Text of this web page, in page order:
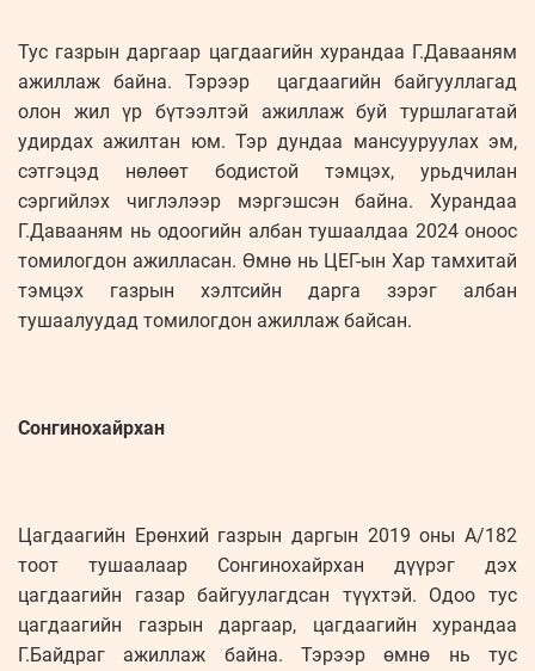
Тус газрын даргаар цагдаагийн хурандаа Г.Давааням
ажиллаж байна. Тэрээр цагдаагийн байгууллагад
олон жил үр бүтээлтэй ажиллаж буй туршлагатай
удирдах ажилтан юм. Тэр дундаа мансууруулах эм,
сэтгэцэд нөлөөт бодистой тэмцэх, урьдчилан
сэргийлэх чиглэлээр мэргэшсэн байна. Хурандаа
Г.Давааням нь одоогийн албан тушаалдаа 2024 оноос
томилогдон ажилласан. Өмнө нь ЦЕГ-ын Хар тамхитай
тэмцэх газрын хэлтсийн дарга зэрэг албан
тушаалуудад томилогдон ажиллаж байсан.
Сонгинохайрхан
Цагдаагийн Ерөнхий газрын даргын 2019 оны А/182
тоот тушаалаар Сонгинохайрхан дүүрэг дэх
цагдаагийн газар байгуулагдсан түүхтэй. Одоо тус
цагдаагийн газрын даргаар, цагдаагийн хурандаа
Г.Байдраг ажиллаж байна. Тэрээр өмнө нь тус